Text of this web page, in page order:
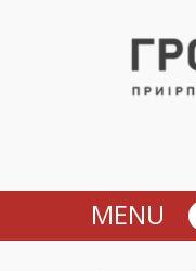
MENU